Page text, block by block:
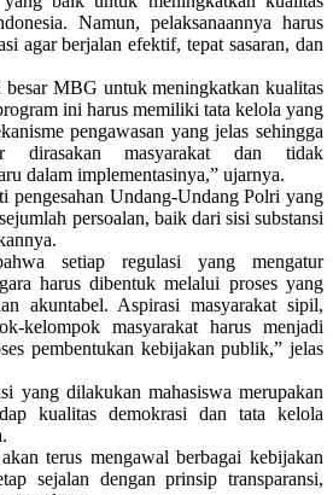
Namun, pelaksanaannya harus
agar berjalan efektif, tepat sasaran, dan
MBG untuk meningkatkan kualitas
ini harus memiliki tata kelola yang
pengawasan yang jelas sehingga
dirasakan masyarakat dan tidak
dalam implementasinya,” ujarnya.
pengesahan Undang-Undang Polri yang
persoalan, baik dari sisi substansi
setiap regulasi yang mengatur
harus dibentuk melalui proses yang
akuntabel. Aspirasi masyarakat sipil,
kelompok masyarakat harus menjadi
pembentukan kebijakan publik,” jelas
yang dilakukan mahasiswa merupakan
kualitas demokrasi dan tata kelola
terus mengawal berbagai kebijakan
sejalan dengan prinsip transparansi,